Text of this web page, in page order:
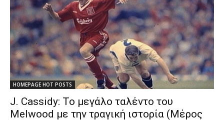
HOMEPAGE HOT POSTS
J. Cassidy: Το μεγάλο ταλέντο του
Melwood με την τραγική ιστορία (Μέρος